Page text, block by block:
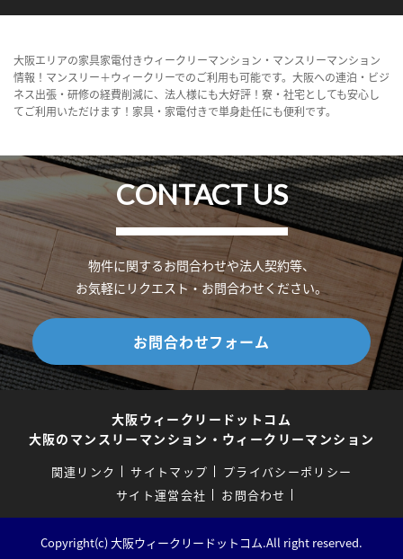
大阪エリアの家具家電付きウィークリーマンション・マンスリーマンション
情報！マンスリー＋ウィークリーでのご利用も可能です。大阪への連泊・ビジ
ネス出張・研修の経費削減に、法人様にも大好評！寮・社宅としても安心し
てご利用いただけます！家具・家電付きで単身赴任にも便利です。
CONTACT US
物件に関するお問合わせや法人契約等、
お気軽にリクエスト・お問合わせください。
お問合わせフォーム
大阪ウィークリードットコム
大阪のマンスリーマンション・ウィークリーマンション
関連リンク サイトマップ
プライバシーポリシー
サイト運営会社
お問合わせ
Copyright(c) 大阪ウィークリードットコム.All right reserved.